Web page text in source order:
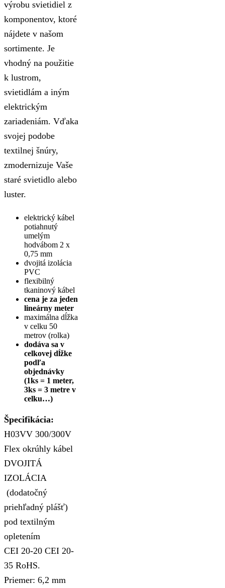
výrobu svietidiel z
komponentov, ktoré
nájdete v našom
sortimente. Je
vhodný na použitie
k lustrom,
svietidlám a iným
elektrickým
zariadeniám. Vďaka
svojej podobe
textilnej šnúry,
zmodernizuje Vaše
staré svietidlo alebo
luster.
elektrický kábel
potiahnutý
umelým
hodvábom 2 x
0,75 mm
dvojitá izolácia
PVC
flexibilný
tkaninový kábel
cena je za jeden
lineárny meter
maximálna dĺžka
v celku 50
metrov (rolka)
dodáva sa v
celkovej dĺžke
podľa
objednávky
(1ks = 1 meter,
3ks = 3 metre v
celku…)
Špecifikácia:
H03VV 300/300V
Flex okrúhly kábel
DVOJITÁ
IZOLÁCIA
(dodatočný
priehľadný plášť)
pod textilným
opletením
CEI 20-20 CEI 20-
35 RoHS.
Priemer: 6,2 mm